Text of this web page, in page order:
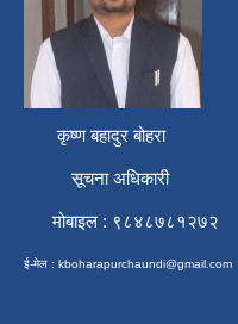
कृष्ण बहादुर बोहरा
सूचना अधिकारी
मोबाइल : ९८४८७८१२७२
ई-मेल : kboharapurchaundi@gmail.com